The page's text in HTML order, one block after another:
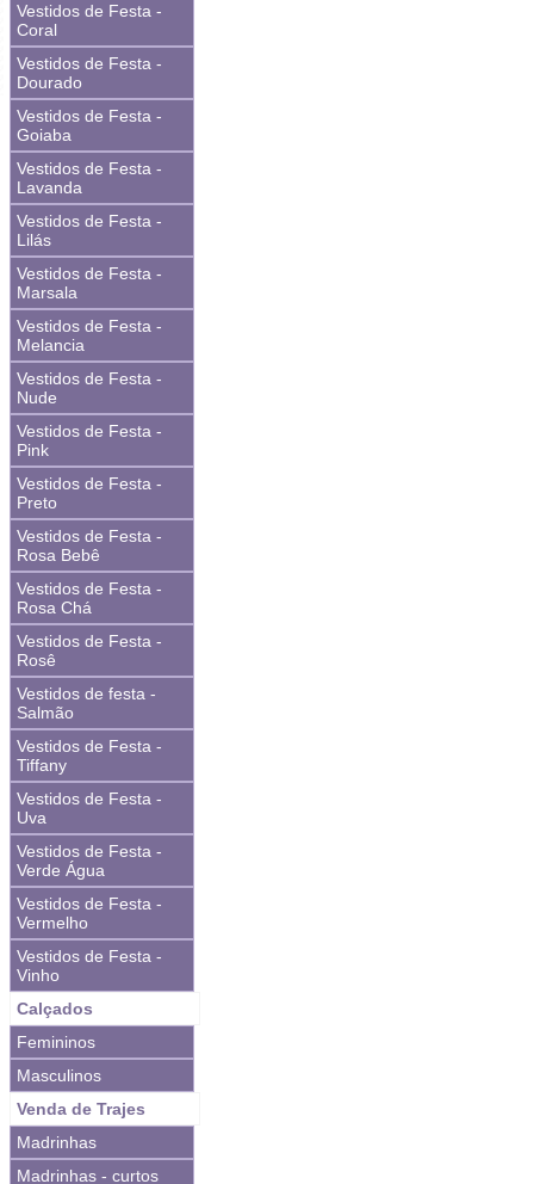
Vestidos de Festa -
Coral
Vestidos de Festa -
Dourado
Vestidos de Festa -
Goiaba
Vestidos de Festa -
Lavanda
Vestidos de Festa -
Lilás
Vestidos de Festa -
Marsala
Vestidos de Festa -
Melancia
Vestidos de Festa -
Nude
Vestidos de Festa -
Pink
Vestidos de Festa -
Preto
Vestidos de Festa -
Rosa Bebê
Vestidos de Festa -
Rosa Chá
Vestidos de Festa -
Rosê
Vestidos de festa -
Salmão
Vestidos de Festa -
Tiffany
Vestidos de Festa -
Uva
Vestidos de Festa -
Verde Água
Vestidos de Festa -
Vermelho
Vestidos de Festa -
Vinho
Calçados
Femininos
Masculinos
Venda de Trajes
Madrinhas
Madrinhas - curtos